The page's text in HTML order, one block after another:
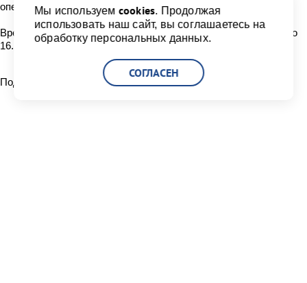
операций.
Время проведения операций с опасными грузами - с 09.00 до
16.00 часов в будние дни.
Поделиться:
Мы используем cookies. Продолжая
использовать наш сайт, вы соглашаетесь на
обработку персональных данных.
СОГЛАСЕН